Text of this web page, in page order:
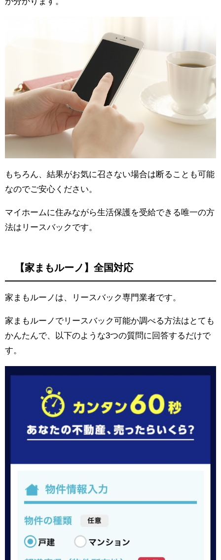
もちろん、結果がお気に召さない場合は断ることも可能
なのでご安心ください。
マイホームに住みながら生活保護を受給できる唯一の方
法はリースバックです。
【家まもルーノ】全国対応
家まもルーノは、リースバック専門業者です。
家まもルーノでリースバック可能か調べる方法はとても
かんたんで、以下のような3つの質問に回答するだけで
す。